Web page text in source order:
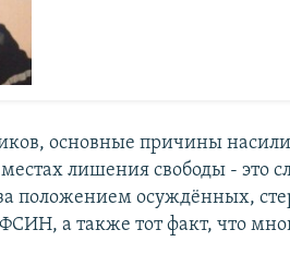
основные причины
лишения свободы - это
положением осуждённых,
а также тот факт, что